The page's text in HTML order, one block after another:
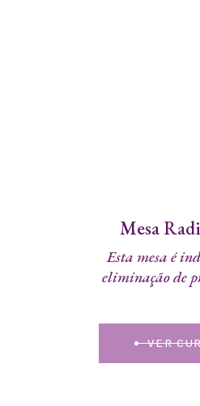
Mesa
Esta mesa é
eliminação de
VER